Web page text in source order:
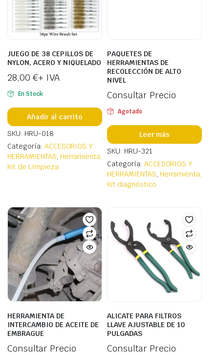
JUEGO DE 38 CEPILLOS DE
NYLON, ACERO Y NIQUELADO
28,00 €+ IVA
En Stock
Añadir al carrito
SKU: HRU-018
Categoría: ACCESORIOS Y
HERRAMIENTAS, Herramienta,
Kit de LImpieza
PAQUETES DE
HERRAMIENTAS DE
RECOLECCIÓN DE ALTO
NIVEL
Consultar Precio
Agotado
Leer más
SKU: HRU-321
Categoría: ACCESORIOS Y
HERRAMIENTAS, Herramienta,
Kit diagnóstico
HERRAMIENTA DE
INTERCAMBIO DE ACEITE DE
EMBRAGUE
Consultar Precio
ALICATE PARA FILTROS
LLAVE AJUSTABLE DE 10
PULGADAS
Consultar Precio